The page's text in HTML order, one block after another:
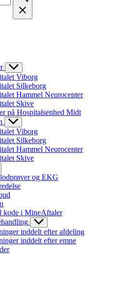
Viborg
Silkeborg
Hammel Neurocenter
Skive
på Hospitalsenhed Midt
Viborg
Silkeborg
Hammel Neurocenter
Skive
og EKG
kode i MineAftaler
inddelt efter afdeling
inddelt efter emne